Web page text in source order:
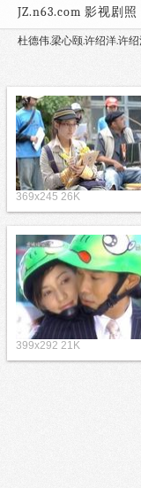
JZ.n63.com 影视剧照
杜德伟.梁心颐.许绍洋.许
369x245 26K
399x292 21K